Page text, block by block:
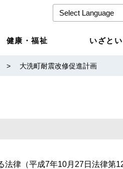
健康・福祉 いざと
> 大洗町耐震改修促進計画
律（平成7年10月27日法律第